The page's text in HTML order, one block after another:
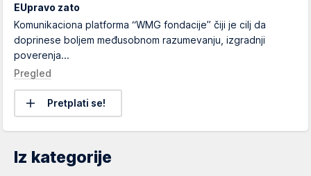
EUpravo zato
Komunikaciona platforma “WMG fondacije” čiji je cilj da
doprinese boljem međusobnom razumevanju, izgradnji
poverenja...
Pregled
Pretplati se!
Iz kategorije